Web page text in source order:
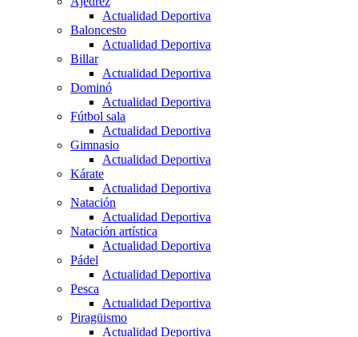
Actualidad Deportiva
Baloncesto
Actualidad Deportiva
Billar
Actualidad Deportiva
Dominó
Actualidad Deportiva
Fútbol sala
Actualidad Deportiva
Gimnasio
Actualidad Deportiva
Kárate
Actualidad Deportiva
Natación
Actualidad Deportiva
Natación artística
Actualidad Deportiva
Pádel
Actualidad Deportiva
Pesca
Actualidad Deportiva
Piragüismo
Actualidad Deportiva